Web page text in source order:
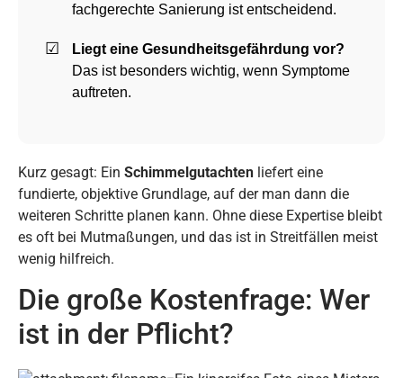
fachgerechte Sanierung ist entscheidend.
Liegt eine Gesundheitsgefährdung vor?
Das ist besonders wichtig, wenn Symptome
auftreten.
Kurz gesagt: Ein Schimmelgutachten liefert eine
fundierte, objektive Grundlage, auf der man dann die
weiteren Schritte planen kann. Ohne diese Expertise bleibt
es oft bei Mutmaßungen, und das ist in Streitfällen meist
wenig hilfreich.
Die große Kostenfrage: Wer
ist in der Pflicht?